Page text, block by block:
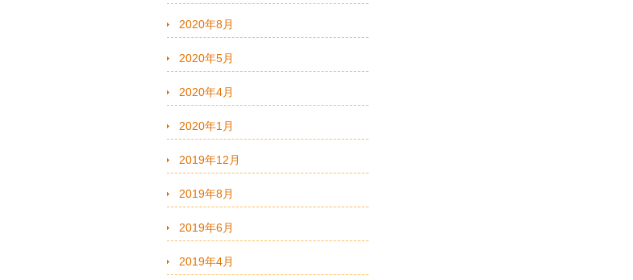
2020年8月
2020年5月
2020年4月
2020年1月
2019年12月
2019年8月
2019年6月
2019年4月